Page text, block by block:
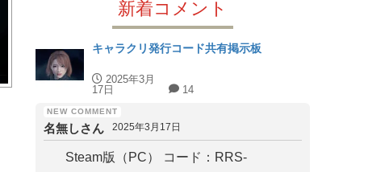
新着コメント
キャラクリ発行コード共有掲示板
2025年3月
17日
14
名無しさん 2025年3月17日
Steam版（PC） コード：RRS-